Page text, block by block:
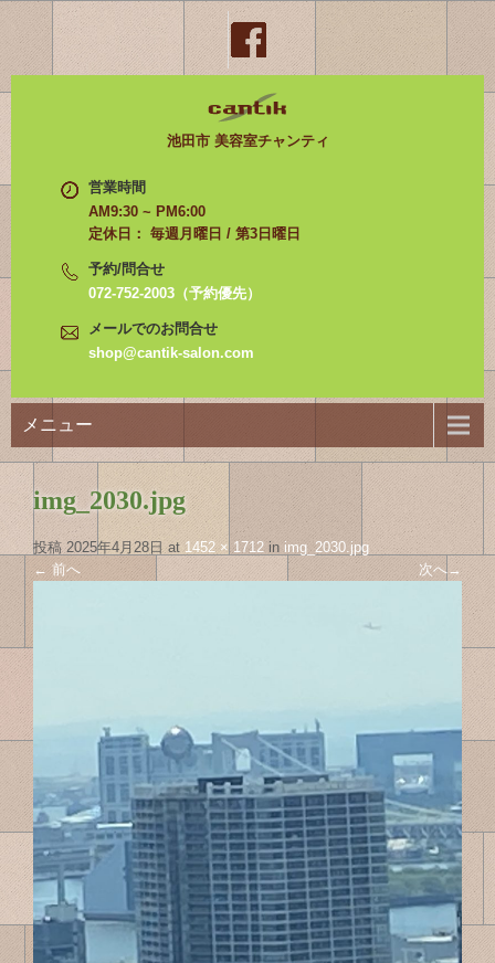
池田市 美容室チャンティ
営業時間
AM9:30 ~ PM6:00
定休日： 毎週月曜日 / 第3日曜日
予約/問合せ
072-752-2003（予約優先）
メールでのお問合せ
shop@cantik-salon.com
メニュー
img_2030.jpg
投稿2025年4月28日at 1452 × 1712 in img_2030.jpg
← 前へ 次へ→